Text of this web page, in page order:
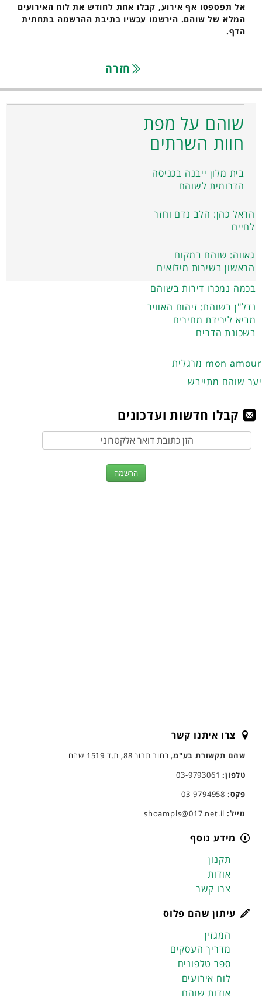
אל תפספסו אף אירוע, קבלו אחת לחודש את לוח האירועים
המלא של שוהם. הירשמו עכשיו בתיבת ההרשמה בתחתית
הדף.
חזרה
שוהם על מפת
חוות השרתים
בית מלון ייבנה בכניסה
הדרומית לשוהם
הראל כהן: הלב נדם וחזר
לחיים
גאווה: שוהם במקום
הראשון בשירות מילואים
בכמה נמכרו דירות בשוהם
נדל"ן בשוהם: זיהום האוויר
מביא לירידת מחירים
בשכונת הדרים
מרגלית mon amour
יער שוהם מתייבש
קבלו חדשות ועדכונים
צרו איתנו קשר
שהם תקשורת בע"מ, רחוב תבור 88, ת.ד 1519 שהם
טלפון:03-9793061
פקס:
מייל:
מידע נוסף
תקנון
אודות
צרו קשר
עיתון שהם פלוס
המגזין
מדריך העסקים
ספר טלפונים
לוח אירועים
אודות שוהם